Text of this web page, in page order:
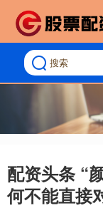
配资头条 “
何不能直接